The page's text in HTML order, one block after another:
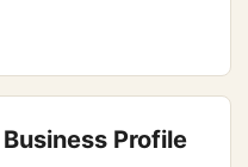
Profile